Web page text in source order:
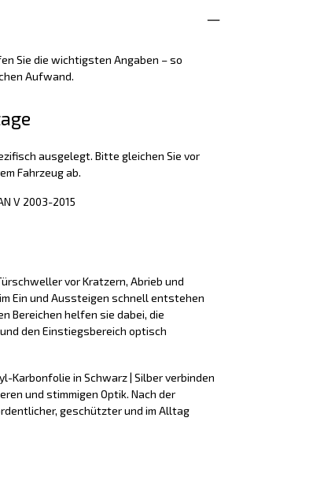
Sie die wichtigsten Angaben – so
Aufwand.
ausgelegt. Bitte gleichen Sie vor
Fahrzeug ab.
V 2003-2015
vor Kratzern, Abrieb und
Ein und Aussteigen schnell entstehen
Bereichen helfen sie dabei, die
den Einstiegsbereich optisch
Karbonfolie in Schwarz | Silber verbinden
und stimmigen Optik. Nach der
geschützter und im Alltag